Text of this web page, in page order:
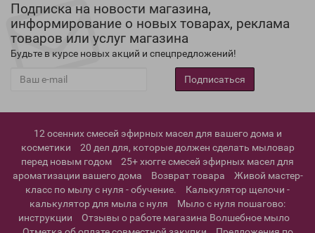
Подписка на новости магазина,
информирование о новых товарах, реклама
товаров или услуг магазина
Будьте в курсе новых акций и спецпредложений!
Подписаться
12 осенних смесей эфирных масел для вашего дома и
косметики
20 дел для, которые должен сделать мыловар
перед новым годом
25+ хюгге смесей эфирных масел для
ароматизации вашего дома
Возврат товара
Живой мастер-
класс по мылу с нуля - обучение.
Калькулятор щелочи -
калькулятор для мыла с нуля
Мыло с нуля пошагово:
инструкции
Отзывы о работе магазина Волшебное мыло